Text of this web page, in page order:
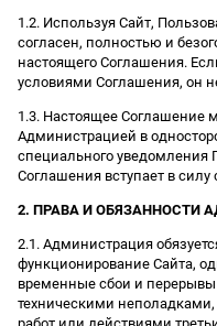
1.2. Используя Сайт,
согласен, полностью и
настоящего Соглашения.
условиями Соглашения, он
1.3. Настоящее Соглашение
Администрацией в
специального уведомления
Соглашения вступает в
2. ПРАВА И ОБЯЗАННОСТИ
2.1. Администрация
функционирование Сайта,
временные сбои и перерывы
техническими